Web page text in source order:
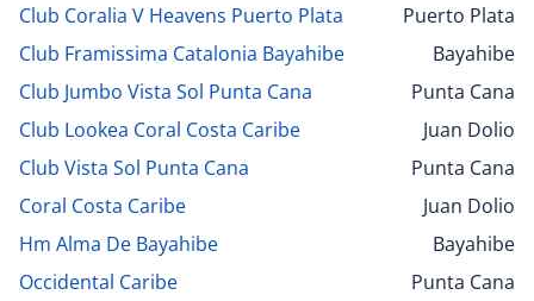
Club Coralia V Heavens Puerto Plata
Puerto Plata
Club Framissima Catalonia Bayahibe
Bayahibe
Club Jumbo Vista Sol Punta Cana
Punta Cana
Club Lookea Coral Costa Caribe
Juan Dolio
Club Vista Sol Punta Cana
Punta Cana
Coral Costa Caribe
Juan Dolio
Hm Alma De Bayahibe
Bayahibe
Occidental Caribe
Punta Cana